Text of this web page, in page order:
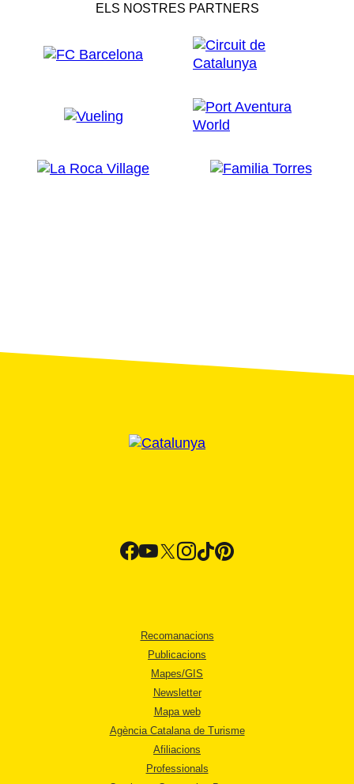
ELS NOSTRES PARTNERS
Recomanacions
Publicacions
Mapes/GIS
Newsletter
Mapa web
Agència Catalana de Turisme
Afiliacions
Professionals